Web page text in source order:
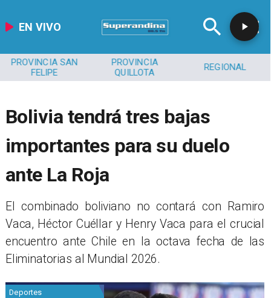
EN VIVO
PROVINCIA SAN
FELIPE
PROVINCIA
QUILLOTA
REGIONAL
Bolivia tendrá tres bajas
importantes para su duelo
ante La Roja
El combinado boliviano no contará con Ramiro
Vaca, Héctor Cuéllar y Henry Vaca para el crucial
encuentro ante Chile en la octava fecha de las
Eliminatorias al Mundial 2026.
Deportes